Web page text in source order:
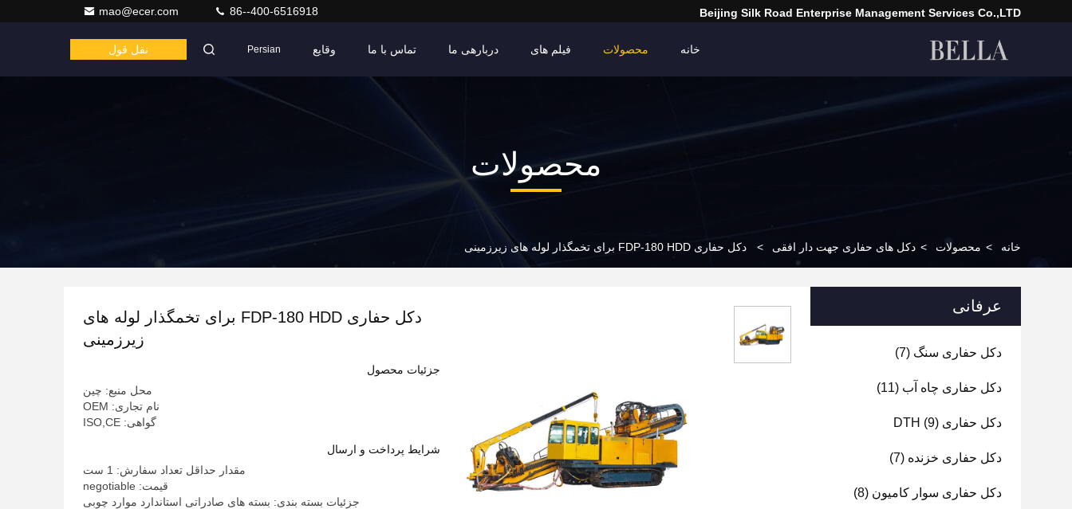
Beijing Silk Road Enterprise Management Services Co.,LTD
mao@ecer.com 86--400-6516918
خانه محصولات فیلم های دربارهی ما تماس با ما وقایع Persian نقل قول
محصولات
خانه > محصولات > دکل های حفاری جهت دار افقی > دکل حفاری FDP-180 HDD برای تخمگذار لوله های زیرزمینی
عرفانی
دکل حفاری سنگ (7)
دکل حفاری چاه آب (11)
دکل حفاری DTH (9)
دکل حفاری خزنده (7)
دکل حفاری سوار کامیون (8)
دکل حفاری FDP-180 HDD برای تخمگذار لوله های
زیرزمینی
جزئیات محصول
محل منبع: چین
نام تجاری: OEM
گواهی: ISO,CE
شرایط پرداخت و ارسال
مقدار حداقل تعداد سفارش: 1 ست
قیمت: negotiable
جزئیات بسته بندی: بسته های صادراتی استاندارد موارد چوبی